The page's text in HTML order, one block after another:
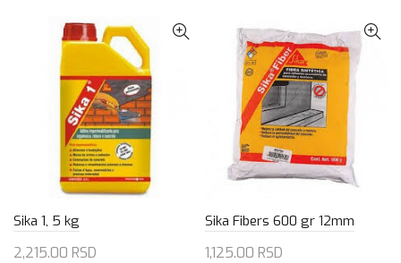
Sika 1, 5 kg
2,215.00 RSD
Sika Fibers 600 gr 12mm
1,125.00 RSD